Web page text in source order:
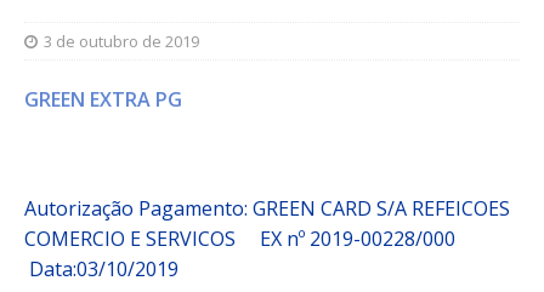
3 de outubro de 2019
GREEN EXTRA PG
Autorização Pagamento: GREEN CARD S/A REFEICOES
COMERCIO E SERVICOS
EX nº 2019-00228/000
Data:03/10/2019